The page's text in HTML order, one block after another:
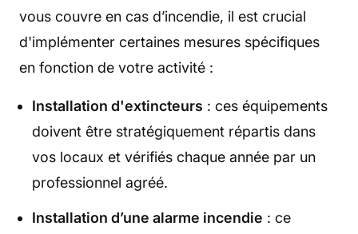
vous couvre en cas d’incendie, il est crucial
d'implémenter certaines mesures spécifiques
en fonction de votre activité :
Installation d'extincteurs : ces équipements
doivent être stratégiquement répartis dans
vos locaux et vérifiés chaque année par un
professionnel agréé.
Installation d’une alarme incendie : ce